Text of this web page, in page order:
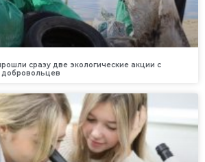
сразу две экологические акции с
добровольцев